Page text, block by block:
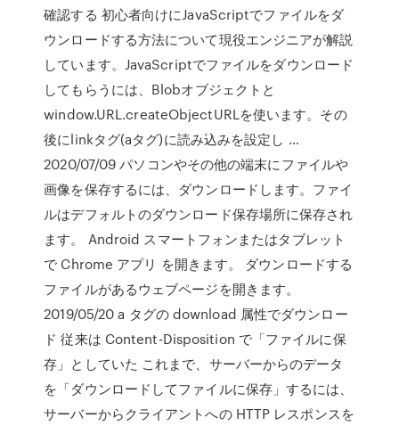
確認する 初心者向けにJavaScriptでファイルをダ
ウンロードする方法について現役エンジニアが解説
しています。JavaScriptでファイルをダウンロード
してもらうには、Blobオブジェクトと
window.URL.createObjectURLを使います。その
後にlinkタグ(aタグ)に読み込みを設定し …
2020/07/09 パソコンやその他の端末にファイルや
画像を保存するには、ダウンロードします。ファイ
ルはデフォルトのダウンロード保存場所に保存され
ます。 Android スマートフォンまたはタブレット
で Chrome アプリ を開きます。 ダウンロードする
ファイルがあるウェブページを開きます。
2019/05/20 a タグの download 属性でダウンロー
ド 従来は Content-Disposition で「ファイルに保
存」としていた これまで、サーバーからのデータ
を「ダウンロードしてファイルに保存」するには、
サーバーからクライアントへの HTTP レスポンスを